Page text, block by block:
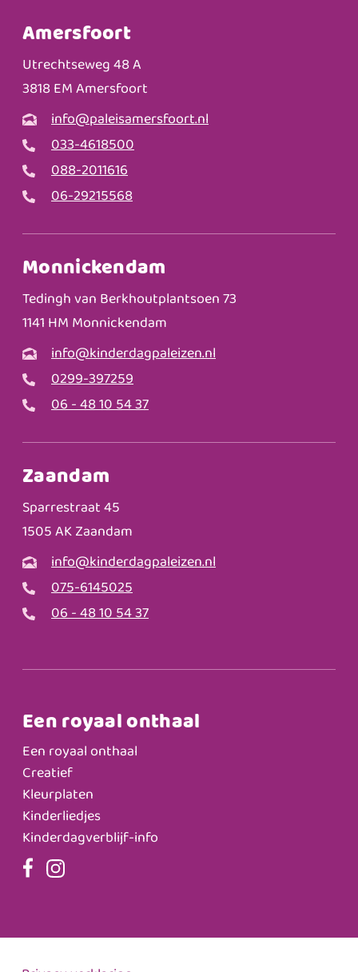
Amersfoort
Utrechtseweg 48 A
3818 EM Amersfoort
info@paleisamersfoort.nl
033-4618500
088-2011616
06-29215568
Monnickendam
Tedingh van Berkhoutplantsoen 73
1141 HM Monnickendam
info@kinderdagpaleizen.nl
0299-397259
06 - 48 10 54 37
Zaandam
Sparrestraat 45
1505 AK Zaandam
info@kinderdagpaleizen.nl
075-6145025
06 - 48 10 54 37
Een royaal onthaal
Een royaal onthaal
Creatief
Kleurplaten
Kinderliedjes
Kinderdagverblijf-info